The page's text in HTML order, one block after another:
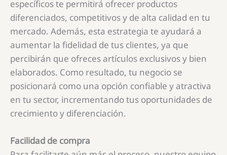
específicos te permitirá ofrecer productos
diferenciados, competitivos y de alta calidad en tu
mercado. Además, esta estrategia te ayudará a
aumentar la fidelidad de tus clientes, ya que
percibirán que ofreces artículos exclusivos y bien
elaborados. Como resultado, tu negocio se
posicionará como una opción confiable y atractiva
en tu sector, incrementando tus oportunidades de
crecimiento y diferenciación.
Facilidad de compra